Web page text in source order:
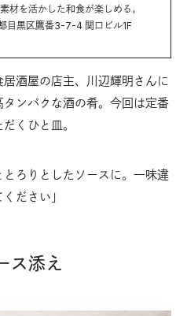
材を活かした和食が楽しめる。
目黒区鷹番3-7-4 関口ビル1F
酒屋の店主、川辺輝明さんに
ンパクな酒の肴。今回は定番
くひと皿。
とろりとしたソースに。一味違
ださい」
ス添え